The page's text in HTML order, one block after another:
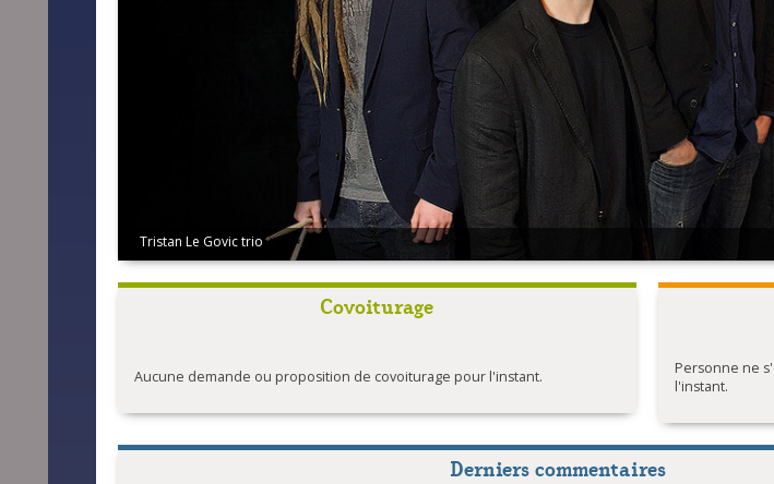
Duo Le Goff/Gautier
Covoiturage
Aucune demande ou proposition de covoiturage pour l'instant.
Personne ne
l'instant.
Derniers commentaires